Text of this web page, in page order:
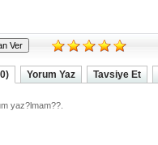
Yorum Yaz Tavsiye Et